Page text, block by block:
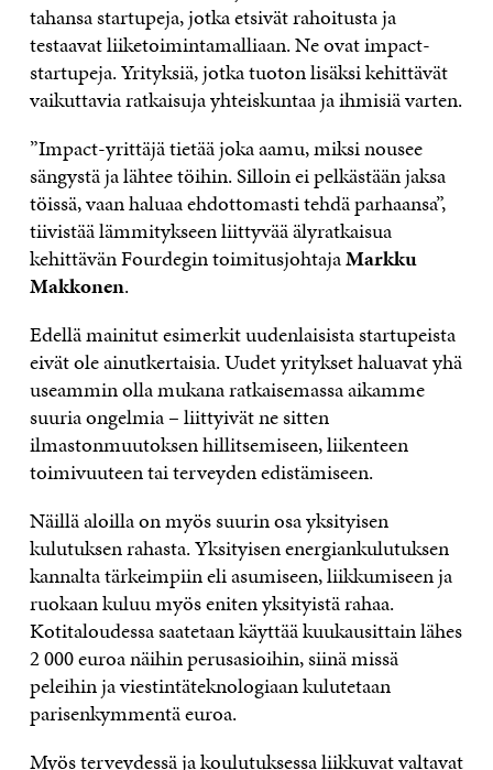
tahansa startupeja, jotka etsivät rahoitusta ja
testaavat liiketoimintamalliaan. Ne ovat impact-
startupeja. Yrityksiä, jotka tuoton lisäksi kehittävät
vaikuttavia ratkaisuja yhteiskuntaa ja ihmisiä varten.
”Impact-yrittäjä tietää joka aamu, miksi nousee
sängystä ja lähtee töihin. Silloin ei pelkästään jaksa
töissä, vaan haluaa ehdottomasti tehdä parhaansa”,
tiivistää lämmitykseen liittyvää älyratkaisua
kehittävän Fourdegin toimitusjohtajaMarkku
Makkonen.
Edellä mainitut esimerkit uudenlaisista startupeista
eivät ole ainutkertaisia. Uudet yritykset haluavat yhä
useammin olla mukana ratkaisemassa aikamme
suuria ongelmia – liittyivät ne sitten
ilmastonmuutoksen hillitsemiseen, liikenteen
toimivuuteen tai terveyden edistämiseen.
Näillä aloilla on myös suurin osa yksityisen
kulutuksen rahasta. Yksityisen energiankulutuksen
kannalta tärkeimpiin eli asumiseen, liikkumiseen ja
ruokaan kuluu myös eniten yksityistä rahaa.
Kotitaloudessa saatetaan käyttää kuukausittain lähes
2 000 euroa näihin perusasioihin, siinä missä
peleihin ja viestintäteknologiaan kulutetaan
parisenkymmentä euroa.
Myös terveydessä ja koulutuksessa liikkuvat valtavat